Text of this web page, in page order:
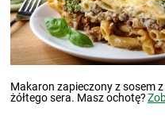
Makaron zapieczony z sosem
żółtego sera. Masz ochotę?